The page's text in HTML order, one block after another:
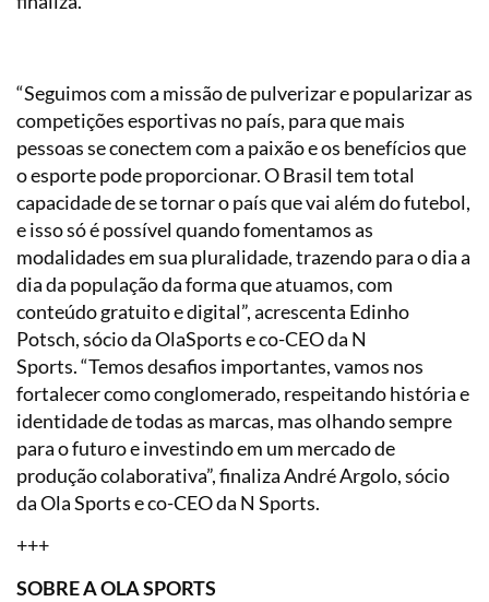
“Seguimos com a missão de pulverizar e popularizar as
competições esportivas no país, para que mais
pessoas se conectem com a paixão e os benefícios que
o esporte pode proporcionar. O Brasil tem total
capacidade de se tornar o país que vai além do futebol,
e isso só é possível quando fomentamos as
modalidades em sua pluralidade, trazendo para o dia a
dia da população da forma que atuamos, com
conteúdo gratuito e digital”, acrescenta Edinho
Potsch, sócio da OlaSports e co-CEO da N
Sports. “Temos desafios importantes, vamos nos
fortalecer como conglomerado, respeitando história e
identidade de todas as marcas, mas olhando sempre
para o futuro e investindo em um mercado de
produção colaborativa”, finaliza André Argolo, sócio
da Ola Sports e co-CEO da N Sports.
+++
SOBRE A OLA SPORTS